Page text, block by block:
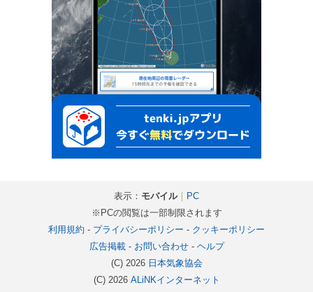
表示： モバイル｜
PC
※PCの閲覧は一部制限されます
利用規約 - プライバシーポリシー - クッキーポリシー
広告掲載- お問い合わせ- ヘルプ
(C) 2026 日本気象協会
(C) 2026 ALiNKインターネット